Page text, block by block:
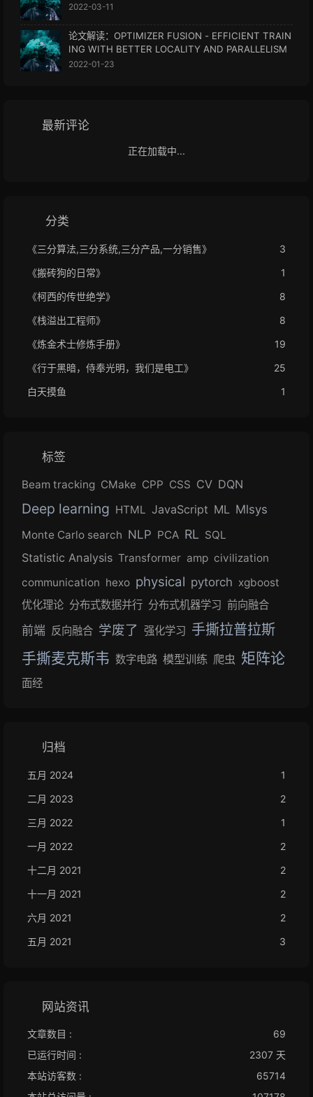
2022-03-11
论文解读：OPTIMIZER FUSION - EFFICIENT TRAIN
ING WITH BETTER LOCALITY AND PARALLELISM
2022-01-23
最新评论
正在加载中...
分类
《三分算法,三分系统,三分产品,一分销售》
3
《搬砖狗的日常》
1
《柯西的传世绝学》
8
《栈溢出工程师》
8
《炼金术士修炼手册》
19
《行于黑暗，侍奉光明，我们是电工》
25
白天摸鱼
1
标签
Beam tracking CMake CPP CSS CV DQN
Deep learning HTML JavaScript ML Mlsys
Monte Carlo search NLP PCA RL SQL
Statistic Analysis Transformer amp civilization
communication hexo physical pytorch xgboost
优化理论 分布式数据并行 分布式机器学习 前向融合
前端 反向融合 学废了 强化学习 手撕拉普拉斯
手撕麦克斯韦 数字电路 模型训练 爬虫 矩阵论
面经
归档
五月 2024
1
二月 2023
2
三月 2022
1
一月 2022
2
十二月 2021
2
十一月 2021
2
六月 2021
2
五月 2021
3
网站资讯
文章数目 :
69
已运行时间 :
2307 天
本站访客数 :
65714